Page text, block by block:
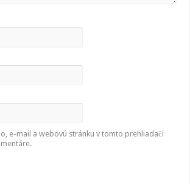
e-mail a webovú stránku v tomto prehliadači